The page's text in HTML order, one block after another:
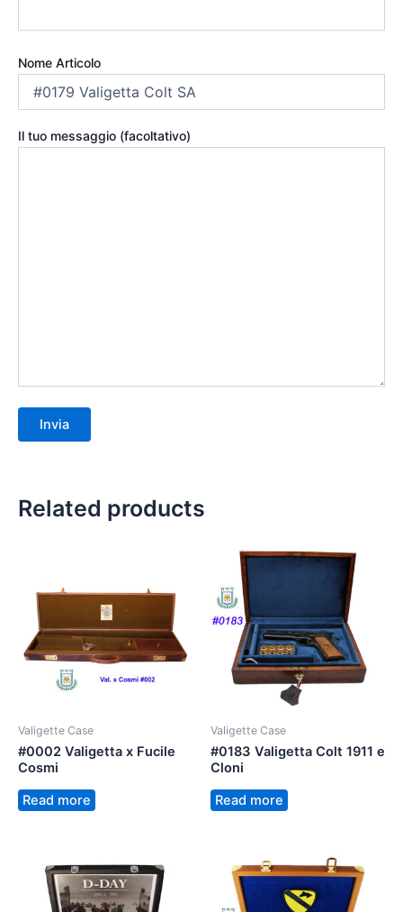
Nome Articolo
Il tuo messaggio (facoltativo)
Related products
Valigette Case
#0002 Valigetta x Fucile
Cosmi
Read more
Valigette Case
#0183 Valigetta Colt 1911 e
Cloni
Read more